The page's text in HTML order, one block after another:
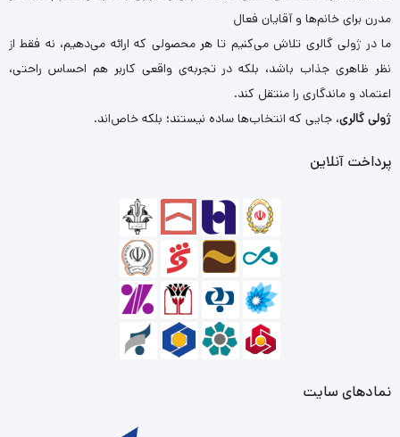
مدرن برای خانم‌ها و آقایان فعال
ما در ژولی گالری تلاش می‌کنیم تا هر محصولی که ارائه می‌دهیم، نه فقط از
نظر ظاهری جذاب باشد، بلکه در تجربه‌ی واقعی کاربر هم احساس راحتی،
اعتماد و ماندگاری را منتقل کند.
ژولی گالری، جایی که انتخاب‌ها ساده نیستند؛ بلکه خاص‌اند.
پرداخت آنلاین
نمادهای سایت